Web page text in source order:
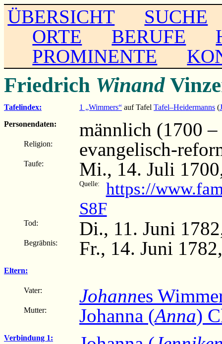
ÜBERSICHT
SUCHE
ORTE
BERUFE
PROMINENTE
Friedrich Winand
Tafelindex: 1 „Wimmers“ auf Tafel Tafel–Heidermanns (
Personendaten:
männlich (1700
Religion: evangelisch-
Taufe: Mi., 14. Juli
Quelle:
https://
S8F
Tod: Di., 11. Juni
Begräbnis: Fr., 14. Juni
Eltern:
Vater: Johannes
Mutter: Johanna (Anna)
Verbindung 1: